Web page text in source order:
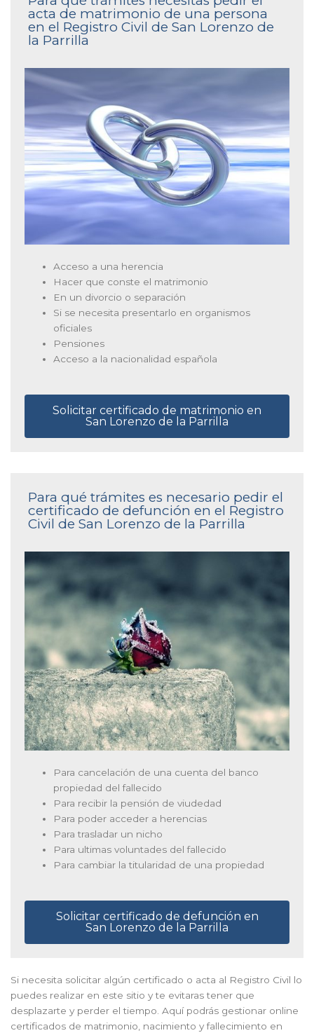
acta de matrimonio de una persona
en el Registro Civil de San Lorenzo de
la Parrilla
Acceso a una herencia
Hacer que conste el matrimonio
En un divorcio o separación
Si se necesita presentarlo en organismos
oficiales
Pensiones
Acceso a la nacionalidad española
Solicitar certificado de matrimonio en
San Lorenzo de la Parrilla
Para qué trámites es necesario pedir el
certificado de defunción en el Registro
Civil de San Lorenzo de la Parrilla
Para cancelación de una cuenta del banco
propiedad del fallecido
Para recibir la pensión de viudedad
Para poder acceder a herencias
Para trasladar un nicho
Para ultimas voluntades del fallecido
Para cambiar la titularidad de una propiedad
Solicitar certificado de defunción en
San Lorenzo de la Parrilla
Si necesita solicitar algún certificado o acta al Registro Civil lo
puedes realizar en este sitio y te evitaras tener que
desplazarte y perder el tiempo. Aquí podrás gestionar online
certificados de matrimonio, nacimiento y fallecimiento en